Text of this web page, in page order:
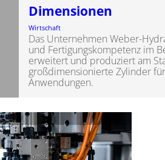
Dimensionen
Wirtschaft
Das Unternehmen Weber-
und Fertigungskompetenz im
erweitert und produziert am
großdimensionierte Zylinder
Anwendungen.